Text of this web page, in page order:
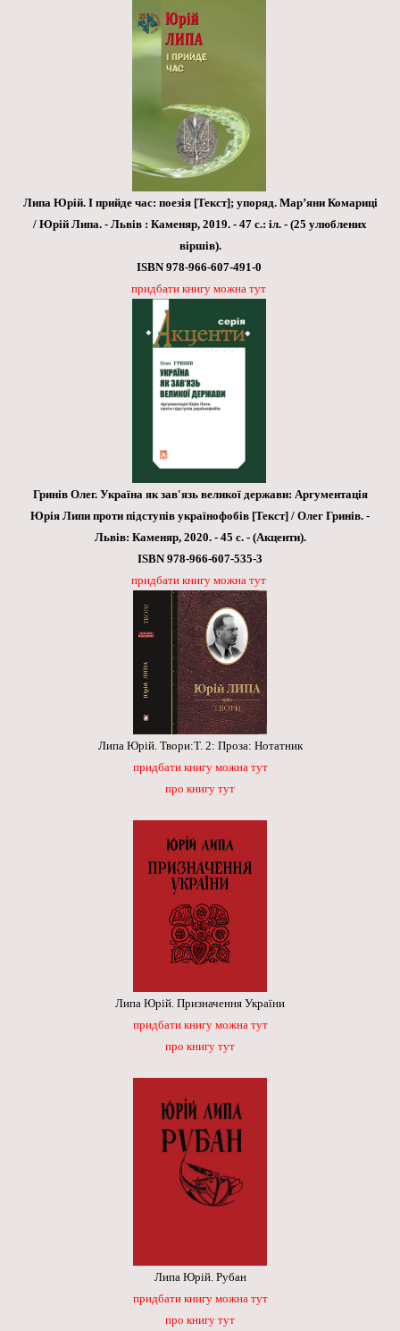
Липа Юрій. І прийде час: поезія [Текст]; упоряд. Мар’яни Комариці
/ Юрій Липа. - Львів : Каменяр, 2019. - 47 с.: іл. - (25 улюблених
віршів).
ISBN 978-966-607-491-0
придбати книгу можна тут
Гринів Олег. Україна як зав'язь великої держави: Аргументація
Юрія Липи проти підступів українофобів [Текст] / Олег Гринів. -
Львів: Каменяр, 2020. - 45 с. - (Акценти).
ISBN 978-966-607-535-3
придбати книгу можна тут
Липа Юрій. Твори:Т. 2: Проза: Нотатник
придбати книгу можна тут
про книгу тут
Липа Юрій. Призначення України
придбати книгу можна тут
про книгу тут
Липа Юрій. Рубан
придбати книгу можна тут
про книгу тут